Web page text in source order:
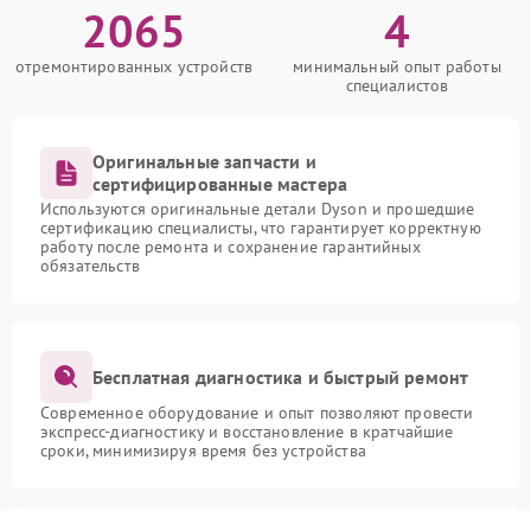
2065
отремонтированных устройств
4
минимальный опыт работы
специалистов
Оригинальные запчасти и
сертифицированные мастера
Используются оригинальные детали Dyson и прошедшие
сертификацию специалисты, что гарантирует корректную
работу после ремонта и сохранение гарантийных
обязательств
Бесплатная диагностика и быстрый ремонт
Современное оборудование и опыт позволяют провести
экспресс-диагностику и восстановление в кратчайшие
сроки, минимизируя время без устройства